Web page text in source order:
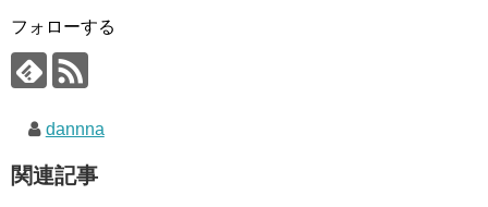
フォローする
dannna
関連記事